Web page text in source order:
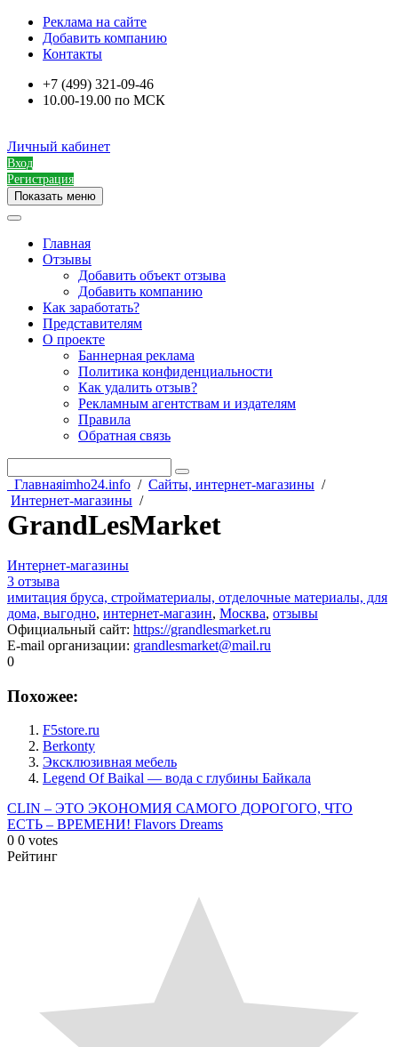
Реклама на сайте
Добавить компанию
Контакты
+7 (499) 321-09-46
10.00-19.00 по МСК
Личный кабинет
Вход
Регистрация
Показать меню
Главная
Отзывы
Добавить объект отзыва
Добавить компанию
Как заработать?
Представителям
О проекте
Баннерная реклама
Политика конфиденциальности
Как удалить отзыв?
Рекламным агентствам и издателям
Правила
Обратная связь
Главнаяimho24.info / Сайты, интернет-магазины /
Интернет-магазины /
GrandLesMarket
Интернет-магазины
3 отзыва
имитация бруса, стройматериалы, отделочные материалы, для
дома, выгодно, интернет-магазин, Москва, отзывы
Официальный сайт: https://grandlesmarket.ru
E-mail организации: grandlesmarket@mail.ru
0
Похожее:
F5store.ru
Berkonty
Эксклюзивная мебель
Legend Of Baikal — вода с глубины Байкала
CLIN – ЭТО ЭКОНОМИЯ САМОГО ДОРОГОГО, ЧТО
ЕСТЬ – ВРЕМЕНИ! Flavors Dreams
0 0 votes
Рейтинг